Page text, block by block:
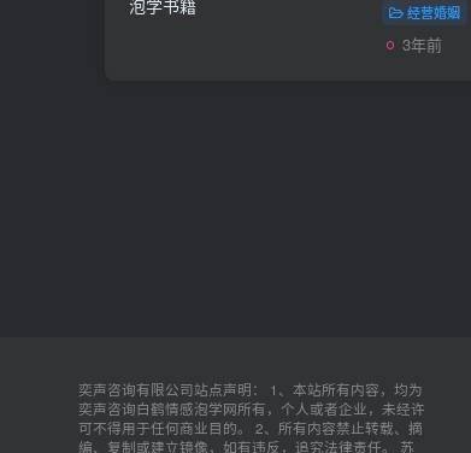
经营婚姻
3年前
奕声咨询有限公司站点声明： 1、本站所有内容，均为
奕声咨询白鹤情感泡学网所有，个人或者企业，未经许
可不得用于任何商业目的。 2、所有内容禁止转载、摘
编、复制或建立镜像，如有违反，追究法律责任。 苏